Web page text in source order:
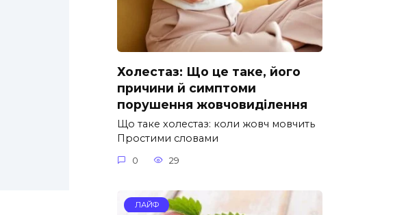
Холестаз: Що це таке, його
причини й симптоми
порушення жовчовиділення
Що таке холестаз: коли жовч мовчить
Простими словами
0 29
ЛАЙФ